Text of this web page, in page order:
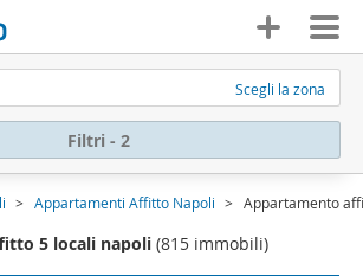
Scegli la zona
Filtri - 2
Appartamenti Affitto Napoli Appartamento
5 locali napoli (815 immobili)